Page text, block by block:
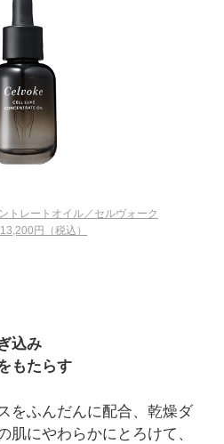
トレートオイル／セルヴォーク
円（税込）
込み
もたらす
をふんだんに配合、乾燥ダ
肌にやわらかにとろけて、